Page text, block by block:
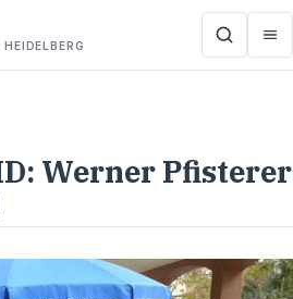
Werner Pfisterer